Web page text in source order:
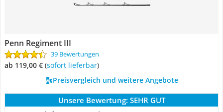
Penn Regiment III
39 Bewertungen
ab 119,00 € ( Sofort lieferbar)
Preisvergleich und weitere Angebote
Unsere Bewertung: SEHR GUT